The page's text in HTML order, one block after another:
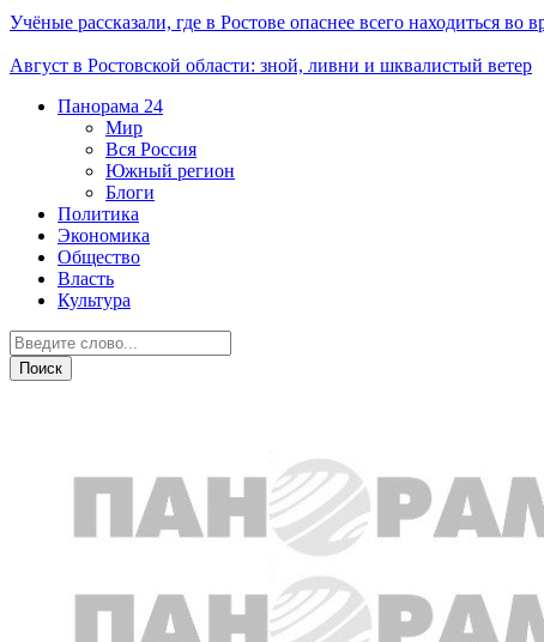
Учёные рассказали, где в Ростове опаснее всего находиться во
Август в Ростовской области: зной, ливни и шквалистый ветер
Панорама 24
Мир
Вся Россия
Южный регион
Блоги
Политика
Экономика
Общество
Власть
Культура